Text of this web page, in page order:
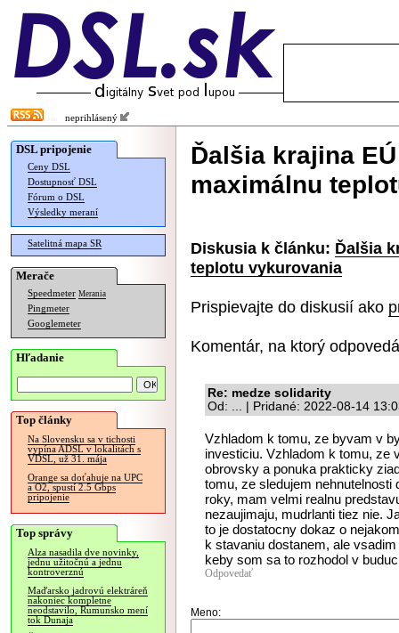
neprihlásený
DSL pripojenie
Ceny DSL
Dostupnosť DSL
Fórum o DSL
Výsledky meraní
Satelitná mapa SR
Merače
Speedmeter Merania
Pingmeter
Googlemeter
Hľadanie
Top články
Na Slovensku sa v tichosti
vypína ADSL v lokalitách s
VDSL, už 31. mája
Orange sa doťahuje na UPC
a O2, spustí 2.5 Gbps
pripojenie
Top správy
Alza nasadila dve novinky,
jednu užitočnú a jednu
kontroverznú
Maďarsko jadrovú elektráreň
nakoniec kompletne
neodstavilo, Rumunsko mení
tok Dunaja
Ďalšia krajina
maximálnu
Diskusia k článku: Ďalšia
teplotu vykurovania
Prispievajte do diskusií ako
Komentár, na ktorý
Re: medze solidarity
Od: ... | Pridané: 2022-08-14
Vzhladom k tomu, ze byvam v
investiciu. Vzhladom k tomu, ze
obrovsky a ponuka prakticky
tomu, ze sledujem
roky, mam velmi realnu
nezaujimaju, mudrlanti tiez nie.
to je dostatocny dokaz o
k stavaniu dostanem, ale
keby som sa to rozhodol v
Odpovedať
Meno: